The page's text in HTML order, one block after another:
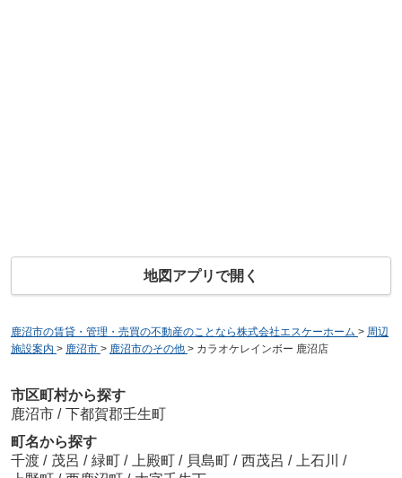
地図アプリで開く
鹿沼市の賃貸・管理・売買の不動産のことなら株式会社エスケーホーム > 周辺
施設案内 > 鹿沼市 > 鹿沼市のその他 > カラオケレインボー 鹿沼店
市区町村から探す
鹿沼市 / 下都賀郡壬生町
町名から探す
千渡 / 茂呂 / 緑町 / 上殿町 / 貝島町 / 西茂呂 / 上石川 /